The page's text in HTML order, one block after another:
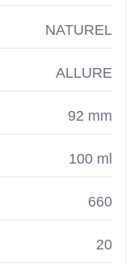
NATUREL
ALLURE
92 mm
100 ml
660
20